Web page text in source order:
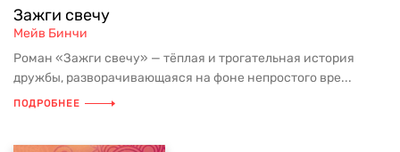
Зажги свечу
Мейв Бинчи
Роман «Зажги свечу» — тёплая и трогательная история
дружбы, разворачивающаяся на фоне непростого вре...
ПОДРОБНЕЕ